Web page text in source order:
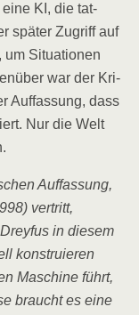
eine KI, die tat­
spä­ter Zugriff auf
um Situa­tio­nen
war der Kri­
Auf­fas­sung, dass
Nur die Welt
Auf­fas­sung,
ver­tritt,
in die­sem
kon­stru­ie­ren
Maschi­ne führt,
braucht es eine